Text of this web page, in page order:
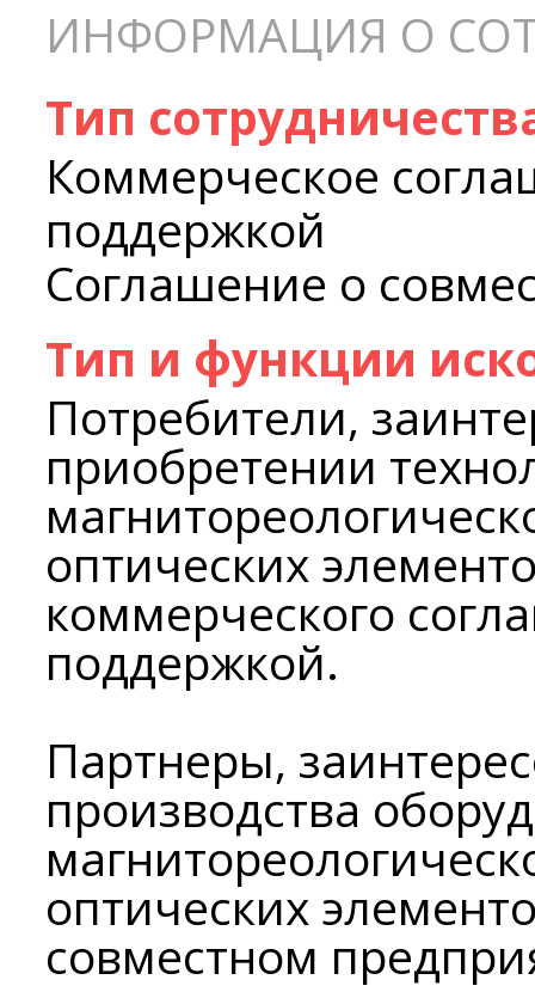
ИНФОРМАЦИЯ О
Тип
Коммерческое
поддержкой
Соглашение о
Тип и функции
Потребители,
приобретении
оптических
коммерческого
поддержкой.
Партнеры,
производства
оптических
совместном